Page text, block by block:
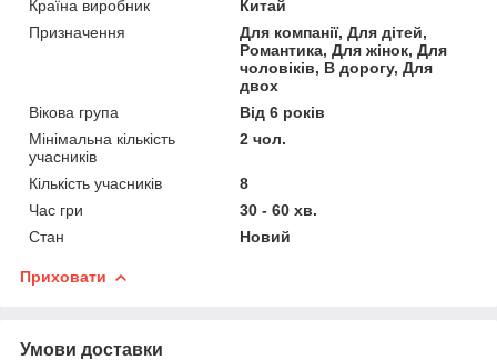
Країна виробник
Китай
Призначення
Для компанії, Для дітей,
Романтика, Для жінок, Для
чоловіків, В дорогу, Для
двох
Вікова група
Від 6 років
Мінімальна кількість
учасників
2 чол.
Кількість учасників
8
Час гри
30 - 60 хв.
Стан
Новий
Приховати
Умови доставки